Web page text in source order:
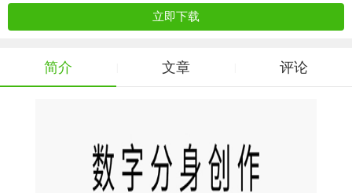
立即下载
简介 文章 评论